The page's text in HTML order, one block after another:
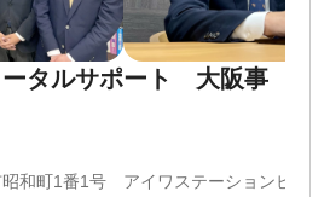
阪府 放棄：全国
続登記 / 相続放棄 / 相続手続き
集 / 生前贈与（不動産名義変
可 / 初回相談無料 / 18時以降相
ータルサポート 大阪事
昭和町1番1号 アイワステーションビル２